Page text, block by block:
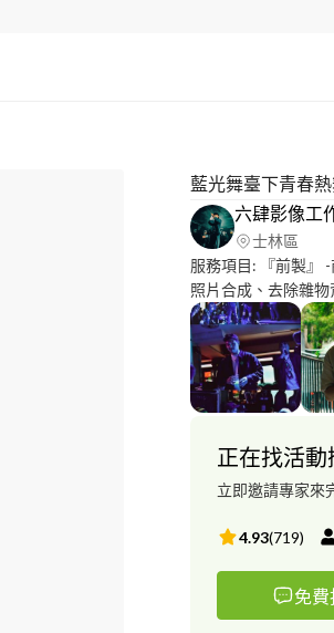
藍光舞臺下青春
六肆影像工
士林區
服務項目: 『前製』 -商品攝影 -人像拍攝 -活動側拍 『後製』 -
照片合成、去除雜物背
可議，
正在找活動
立即邀請專家來
4.93(719)
免費